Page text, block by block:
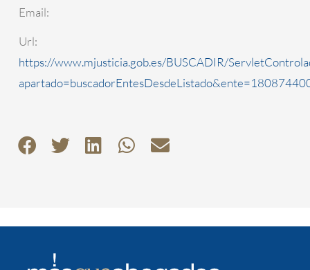
Email:
Url:
https://www.mjusticia.gob.es/BUSCADIR/